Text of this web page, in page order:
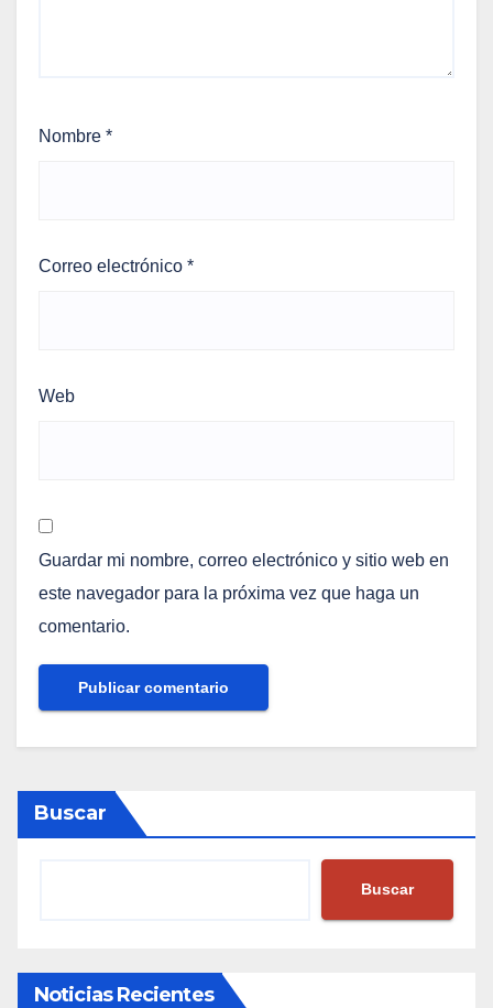
Nombre *
Correo electrónico *
Web
Guardar mi nombre, correo electrónico y sitio web en
este navegador para la próxima vez que haga un
comentario.
Buscar
Buscar
Noticias Recientes